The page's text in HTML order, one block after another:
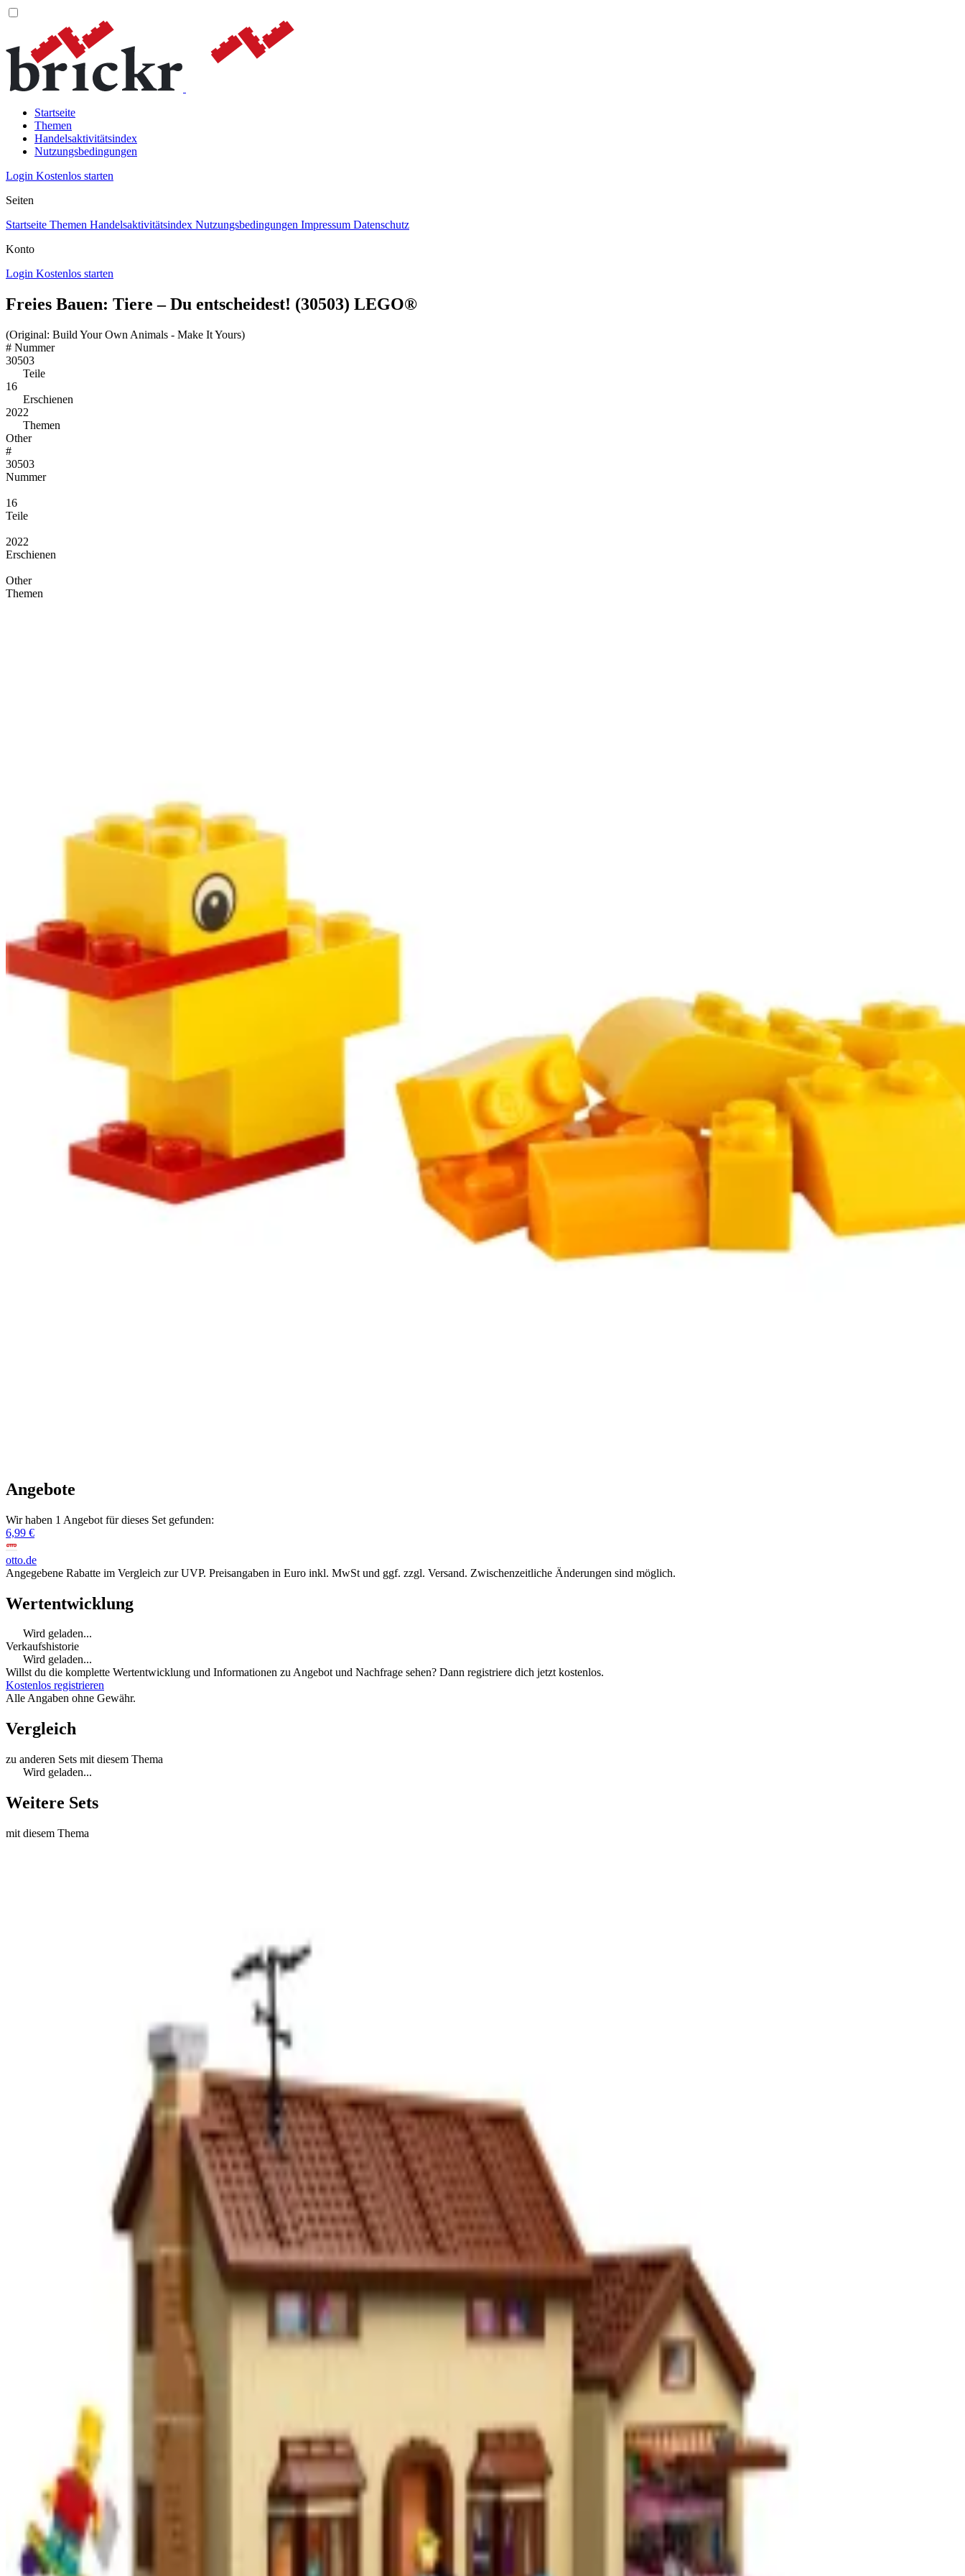
Startseite
Themen
Handelsaktivitätsindex
Nutzungsbedingungen
Login Kostenlos starten
Seiten
Startseite Themen Handelsaktivitätsindex Nutzungsbedingungen Impressum Datenschutz
Konto
Login Kostenlos starten
Freies Bauen: Tiere – Du entscheidest! (30503) LEGO®
(Original: Build Your Own Animals - Make It Yours)
# Nummer
30503
Teile
16
Erschienen
2022
Themen
Other
#
30503
Nummer
16
Teile
2022
Erschienen
Other
Themen
Angebote
Wir haben 1 Angebot für dieses Set gefunden:
6,99 €
otto.de
Angegebene Rabatte im Vergleich zur UVP. Preisangaben in Euro inkl. MwSt und ggf. zzgl. Versand. Zwischenzeitliche Änderungen sind möglich.
Wertentwicklung
Wird geladen...
Verkaufshistorie
Wird geladen...
Willst du die komplette Wertentwicklung und Informationen zu Angebot und Nachfrage sehen? Dann registriere dich jetzt kostenlos.
Kostenlos registrieren
Alle Angaben ohne Gewähr.
Vergleich
zu anderen Sets mit diesem Thema
Wird geladen...
Weitere Sets
mit diesem Thema